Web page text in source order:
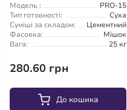
Модель :
PRO-15
Тип готовності:
Суха
Суміші за складом:
Цементний
Фасовка:
Мішок
Вага:
25 кг
280.60 грн
До кошика